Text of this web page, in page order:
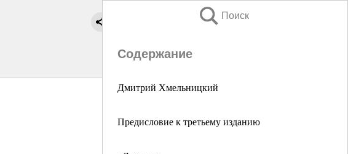
Поиск
Содержание
Дмитрий Хмельницкий
Предисловие к третьему изданию